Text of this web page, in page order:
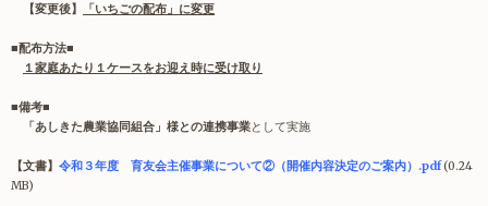
【変更後】
「いちごの配布」に変更
■配布方法■
１家庭あたり１ケースをお迎え時に受け取り
■備考■
「あしきた農業協同組合」様との連携事業として実施
【文書】 令和３年度 育友会主催事業について②（開催内容決定のご案内）.pdf(0.24
MB)